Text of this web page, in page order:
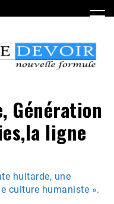
Génération
ligne
huitarde, une
culture humaniste ».